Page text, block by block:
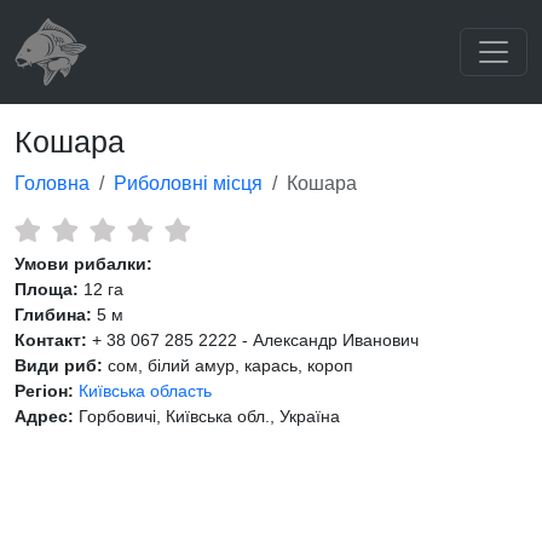
Кошара
Головна Риболовні місця Кошара
Умови рибалки:
Площа: 12 га
Глибина: 5 м
Контакт: + 38 067 285 2222 - Александр Иванович
Види риб: сом, білий амур, карась, короп
Регіон: Київська область
Адрес: Горбовичі, Київська обл., Україна